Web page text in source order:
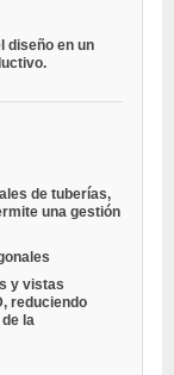
diseño en un
de tuberías,
una gestión
y vistas
reduciendo
la